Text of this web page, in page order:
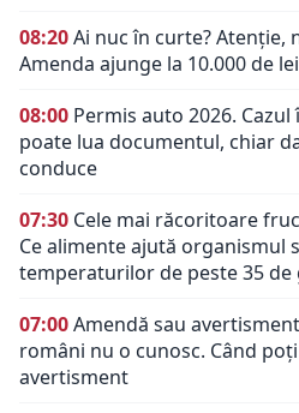
08:20Ai nuc în curte? Atenție,
Amenda ajunge la 10.000 de lei
08:00 Permis auto 2026.
poate lua documentul, chiar
conduce
07:30 Cele mai răcoritoare
Ce alimente ajută organismul
temperaturilor de peste 35 de
07:00Amendă sau
români nu o cunosc. Când
avertisment